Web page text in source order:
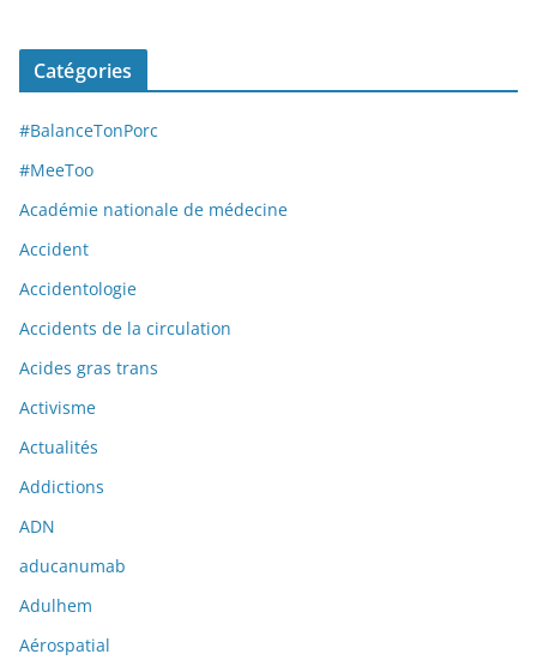
Catégories
#BalanceTonPorc
#MeeToo
Académie nationale de médecine
Accident
Accidentologie
Accidents de la circulation
Acides gras trans
Activisme
Actualités
Addictions
ADN
aducanumab
Adulhem
Aérospatial